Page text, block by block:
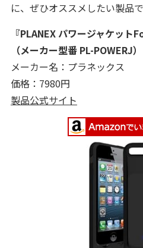
に、ぜひオススメしたい製品で
『PLANEX パワージャケット
（メーカー型番 PL-POWERJ）
メーカー名：プラネックス
価格：7980円
製品公式サイト